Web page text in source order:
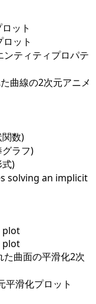
ット
ット
ティティプロパテ
曲線の2次元アニメ
数)
ラフ)
)
solving an implicit
plot
plot
曲面の平滑化2次
平滑化プロット